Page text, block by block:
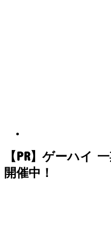
【PR】ゲーハイ
開催中！